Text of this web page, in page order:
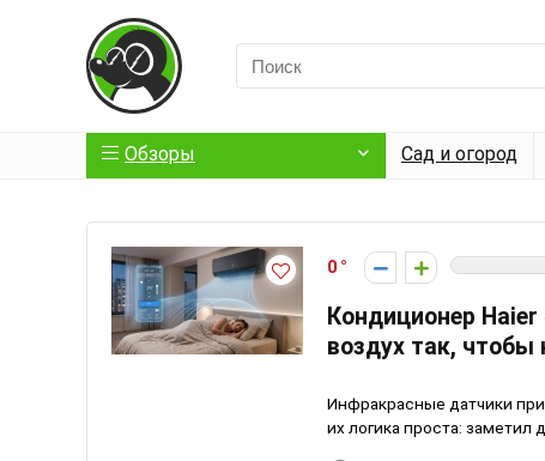
Обзоры Сад и огород
0
Кондиционер
воздух так, чтобы
Инфракрасные датчики
их логика проста: заметил